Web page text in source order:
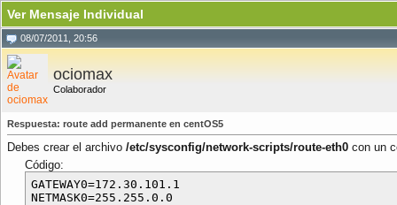
Ver Mensaje Individual
08/07/2011, 20:56
ociomax
Colaborador
Respuesta: route add permanente en centOS5
Debes crear el archivo /etc/sysconfig/network-scripts/route-eth0 con un
Código:
GATEWAY0=172.30.101.1
NETMASK0=255.255.0.0